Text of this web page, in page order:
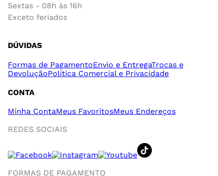
Sextas - 08h às 16h
Exceto feriados
DÚVIDAS
Formas de PagamentoEnvio e EntregaTrocas e
DevoluçãoPolítica Comercial e Privacidade
CONTA
Minha ContaMeus FavoritosMeus Endereços
REDES SOCIAIS
FORMAS DE PAGAMENTO